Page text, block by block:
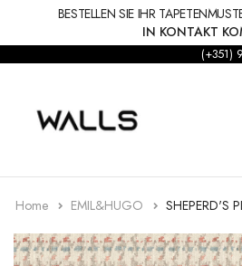
BESTELLEN SIE IHR
IN KONTAKT
(+351)
Home EMIL&HUGO SHEPERD'S
Hintergrund
Wandgemälde
Aufkleber
Zubehör